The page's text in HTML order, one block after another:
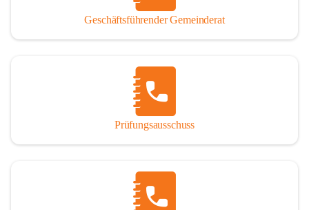
Geschäftsführender Gemeinderat
Prüfungsausschuss